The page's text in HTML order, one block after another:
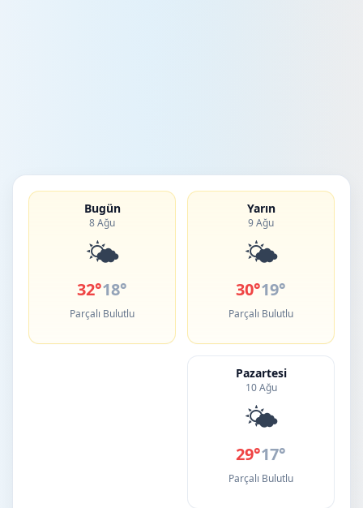
Bugün
8 Ağu
🌤️
32°18°
Parçalı Bulutlu
Yarın
9 Ağu
🌤️
30°19°
Parçalı Bulutlu
Pazartesi
10 Ağu
🌤️
29°17°
Parçalı Bulutlu